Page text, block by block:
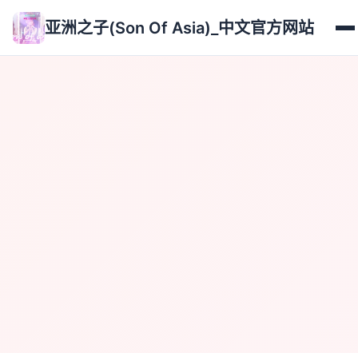
亚洲之子(Son Of Asia)_中文官方网站